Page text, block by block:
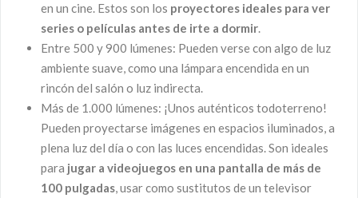
en un cine. Estos son los proyectores ideales para ver
series o películas antes de irte a dormir.
Entre 500 y 900 lúmenes: Pueden verse con algo de luz
ambiente suave, como una lámpara encendida en un
rincón del salón o luz indirecta.
Más de 1.000 lúmenes: ¡Unos auténticos todoterreno!
Pueden proyectarse imágenes en espacios iluminados, a
plena luz del día o con las luces encendidas. Son ideales
para jugar a videojuegos en una pantalla de más de
100 pulgadas, usar como sustitutos de un televisor